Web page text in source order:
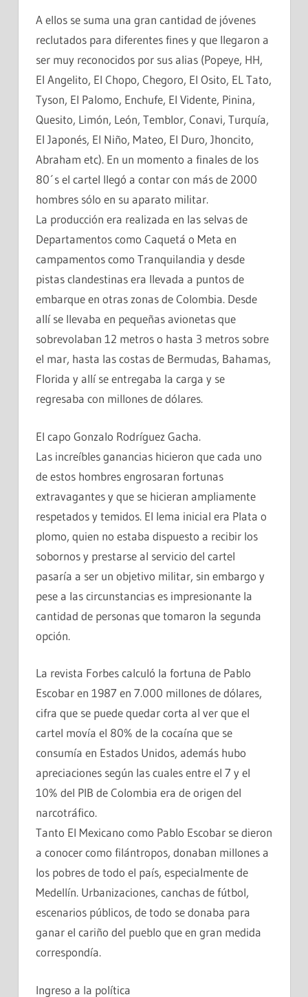
A ellos se suma una gran cantidad de jóvenes
reclutados para diferentes fines y que llegaron a
ser muy reconocidos por sus alias (Popeye, HH,
El Angelito, El Chopo, Chegoro, El Osito, EL Tato,
Tyson, El Palomo, Enchufe, El Vidente, Pinina,
Quesito, Limón, León, Temblor, Conavi, Turquía,
El Japonés, El Niño, Mateo, El Duro, Jhoncito,
Abraham etc). En un momento a finales de los
80´s el cartel llegó a contar con más de 2000
hombres sólo en su aparato militar.
La producción era realizada en las selvas de
Departamentos como Caquetá o Meta en
campamentos como Tranquilandia y desde
pistas clandestinas era llevada a puntos de
embarque en otras zonas de Colombia. Desde
allí se llevaba en pequeñas avionetas que
sobrevolaban 12 metros o hasta 3 metros sobre
el mar, hasta las costas de Bermudas, Bahamas,
Florida y allí se entregaba la carga y se
regresaba con millones de dólares.
El capo Gonzalo Rodríguez Gacha.
Las increíbles ganancias hicieron que cada uno
de estos hombres engrosaran fortunas
extravagantes y que se hicieran ampliamente
respetados y temidos. El lema inicial era Plata o
plomo, quien no estaba dispuesto a recibir los
sobornos y prestarse al servicio del cartel
pasaría a ser un objetivo militar, sin embargo y
pese a las circunstancias es impresionante la
cantidad de personas que tomaron la segunda
opción.
La revista Forbes calculó la fortuna de Pablo
Escobar en 1987 en 7.000 millones de dólares,
cifra que se puede quedar corta al ver que el
cartel movía el 80% de la cocaína que se
consumía en Estados Unidos, además hubo
apreciaciones según las cuales entre el 7 y el
10% del PIB de Colombia era de origen del
narcotráfico.
Tanto El Mexicano como Pablo Escobar se dieron
a conocer como filántropos, donaban millones a
los pobres de todo el país, especialmente de
Medellín. Urbanizaciones, canchas de fútbol,
escenarios públicos, de todo se donaba para
ganar el cariño del pueblo que en gran medida
correspondía.
Ingreso a la política